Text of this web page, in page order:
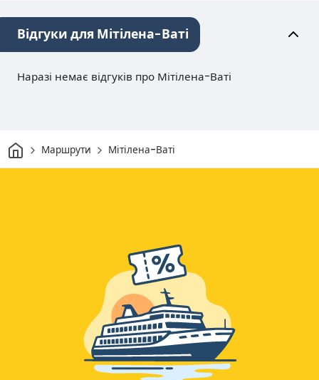
Відгуки для Мітілена-Ваті
Наразі немає відгуків про Мітілена-Ваті
Дім Маршрути Мітілена-Ваті